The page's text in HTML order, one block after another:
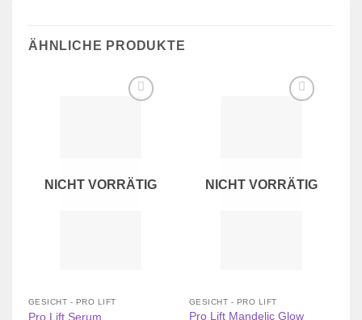
ÄHNLICHE PRODUKTE
NICHT VORRÄTIG
GESICHT - PRO LIFT
Pro Lift Serum
NICHT VORRÄTIG
GESICHT - PRO LIFT
Pro Lift Mandelic Glow